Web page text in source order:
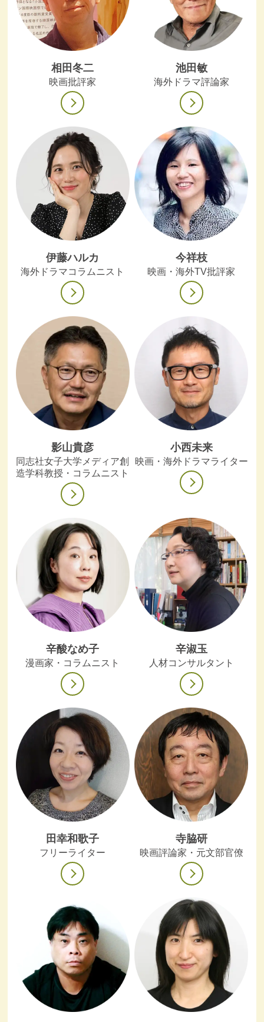
相田冬二
映画批評家
池田敏
海外ドラマ評論家
伊藤ハルカ
海外ドラマコラムニスト
今祥枝
映画・海外TV批評家
影山貴彦
同志社女子大学メディア創
造学科教授・コラムニスト
小西未来
映画・海外ドラマライター
辛酸なめ子
漫画家・コラムニスト
辛淑玉
人材コンサルタント
田幸和歌子
フリーライター
寺脇研
映画評論家・元文部官僚